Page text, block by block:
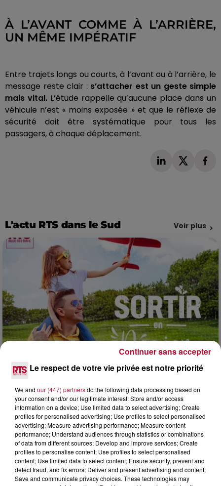
À L’AVANT COMME À L’ARRIÈRE,
UN MÊME IMPÉRATIF
Entre trajets longs ou courts, à l’avant ou à l’arrière, le
message reste clair : s’attacher est un geste simple
mais vital.L’étude rappelle qu’aucune place dans un
véhicule n’est « moins exposée » et que le réflexe de
sécurité doit être systématique pour tous les
passagers, à chaque déplacement.
L'actu RTS dans le Sud Voir plus
7 août 2026
NOS IDÉES DE SORTIE POUR CE WEEK-END
Comme tous les vendredis, voici une petite sélection des
rendez-vous à ne pas manquer dans le coin. Que vous ayez
envie de voyager à l'autre bout du monde,...
Le respect de votre vie privée est notre priorité
We and our (447) partnersdo the following data processing based on
your consent and/or our legitimate interest: Store and/or access
information on a device; Use limited data to select advertising; Create
profiles for personalised advertising; Use profiles to select personalised
advertising; Measure advertising performance; Measure content
performance; Understand audiences through statistics or combinations
of data from different sources; Develop and improve services; Create
profiles to personalise content; Use profiles to select personalised
content; Use limited data to select content; Ensure security, prevent and
detect fraud, and fix errors; Deliver and present advertising and content;
Save and communicate privacy choices. These technologies may
Continuer sans accepter